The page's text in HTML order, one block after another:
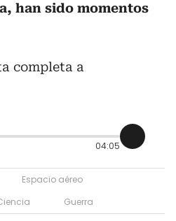
han sido momentos
completa a
04:05
Espacio aéreo
Guerra